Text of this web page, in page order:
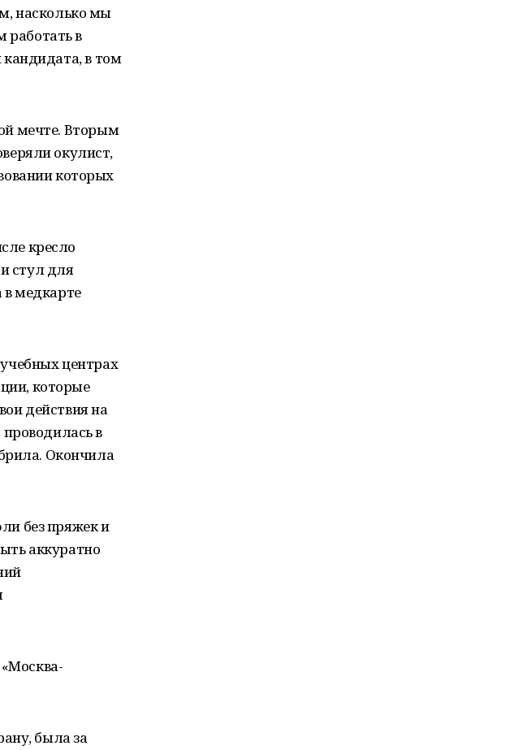
насколько мы
работать в
кандидата, в том
мечте. Вторым
окулист,
которых
кресло
стул для
в медкарте
центрах
которые
действия на
в
Окончила
без пряжек и
аккуратно
была за